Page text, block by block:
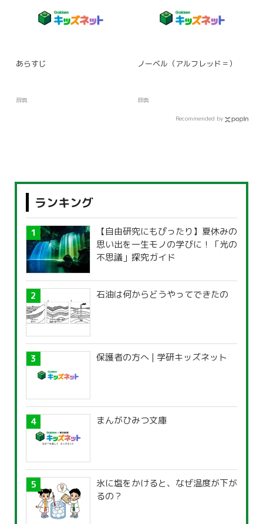
あらすじ
辞典
ノーベル（アルフレッド＝）
辞典
Recommended by
ランキング
【自由研究にもぴったり】夏休みの
思い出を一生モノの学びに！「光の
不思議」探究ガイド
石油は何からどうやってできたの
保護者の方へ | 学研キッズネット
まんがひみつ文庫
氷に塩をかけると、なぜ温度が下が
るの？